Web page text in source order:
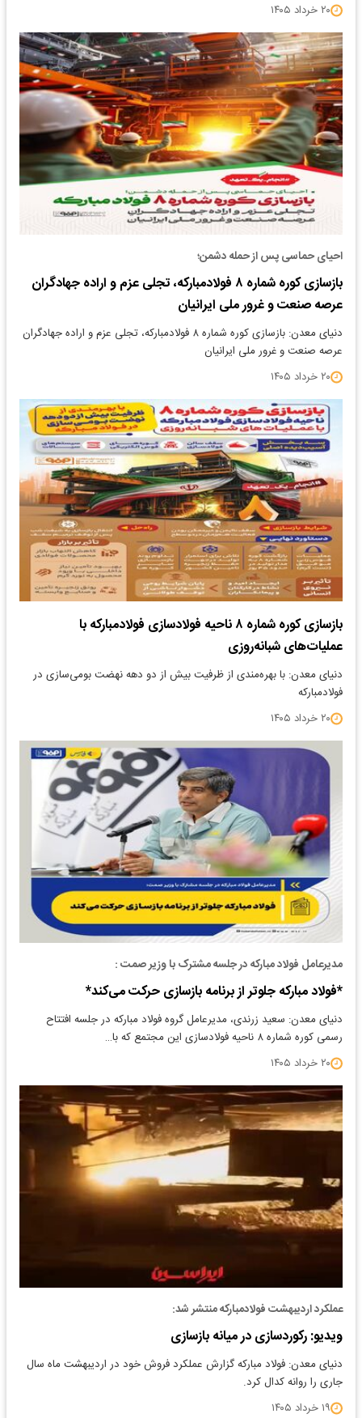
۲۰ خرداد ۱۴۰۵
احیای حماسی پس از حمله دشمن؛
بازسازی کوره شماره ۸ فولاد‌مبارکه، تجلی عزم و اراده جهادگران
عرصه صنعت و غرور ملی ایرانیان
دنیای معدن: بازسازی کوره شماره ۸ فولاد‌مبارکه، تجلی عزم و اراده جهادگران
عرصه صنعت و غرور ملی ایرانیان
۲۰ خرداد ۱۴۰۵
بازسازی کوره شماره ۸ ناحیه فولادسازی فولاد‌مبارکه با
عملیات‌های شبانه‌روزی
دنیای معدن: با بهره‌مندی از ظرفیت بیش از دو دهه نهضت بومی‌سازی در
فولاد‌مبارکه
۲۰ خرداد ۱۴۰۵
مدیرعامل فولاد مبارکه در جلسه مشترک با وزیر صمت :
*فولاد مبارکه جلوتر از برنامه بازسازی حرکت می‌کند*
دنیای معدن: سعید زرندی، مدیرعامل گروه فولاد مبارکه در جلسه افتتاح
رسمی کوره شماره ۸ ناحیه فولادسازی این مجتمع که با…
۲۰ خرداد ۱۴۰۵
عملکرد اردیبهشت فولادمبارکه منتشر شد:
ویدیو: رکوردسازی در میانه بازسازی
دنیای معدن: فولاد مبارکه گزارش عملکرد فروش خود در اردیبهشت ماه سال
جاری را روانه کدال کرد.
۱۹ خرداد ۱۴۰۵